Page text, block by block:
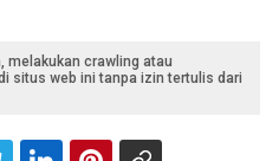
melakukan crawling atau
situs web ini tanpa izin tertulis dari